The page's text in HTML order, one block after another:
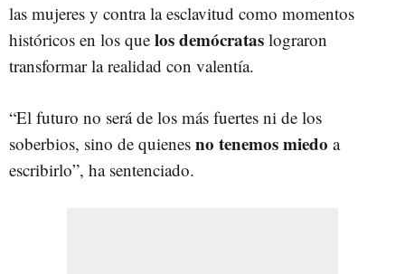
las mujeres y contra la esclavitud como momentos
históricos en los que los demócratas lograron
transformar la realidad con valentía.
“El futuro no será de los más fuertes ni de los
soberbios, sino de quienes no tenemos miedo a
escribirlo”, ha sentenciado.